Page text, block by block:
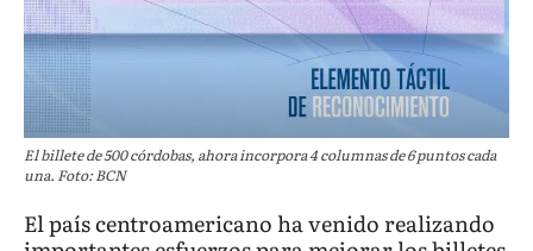
El billete de 500 córdobas, ahora incorpora 4 columnas de 6 puntos cada
una. Foto: BCN
El país centroamericano ha venido realizando